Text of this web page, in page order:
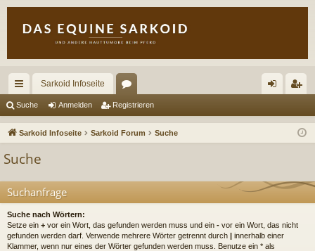
ch
ne
riff
Sarkoid Infoseite
or
en m
n
ist
n
Suche Anmelden Registrieren
Sarkoid Infoseite Sarkoid Forum Suche
Suche
Suchanfrage
Suche nach Wörtern:
Setze ein + vor ein Wort, das gefunden werden muss und ein - vor ein Wort, das nicht
gefunden werden darf. Verwende mehrere Wörter getrennt durch | innerhalb einer
Klammer, wenn nur eines der Wörter gefunden werden muss. Benutze ein * als